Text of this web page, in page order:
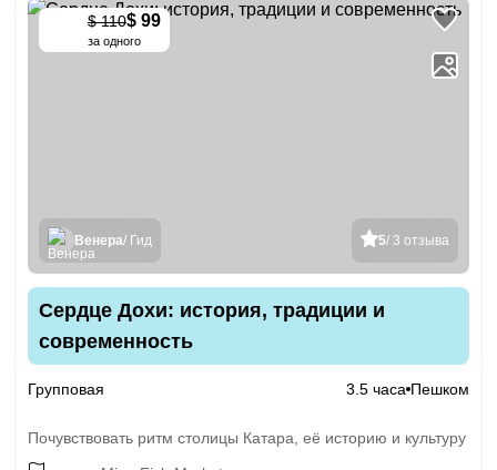
$ 110$ 99
за одного
5/ 3 отзыва
Венера/ Гид
Сердце Дохи: история, традиции и
современность
Групповая 3.5 часа Пешком
Почувствовать ритм столицы Катара, её историю и культуру